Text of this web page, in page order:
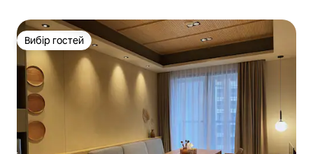
Вибір гостей
Вибір гостей